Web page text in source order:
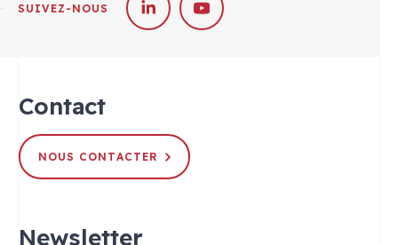
SUIVEZ-NOUS
Contact
NOUS CONTACTER
Newsletter